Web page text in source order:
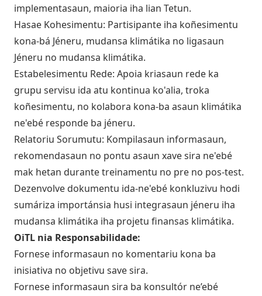
implementasaun, maioria iha lian Tetun.
Hasae Kohesimentu: Partisipante iha koñesimentu
kona-bá Jéneru, mudansa klimátika no ligasaun
Jéneru no mudansa klimátika.
Estabelesimentu Rede: Apoia kriasaun rede ka
grupu servisu ida atu kontinua ko'alia, troka
koñesimentu, no kolabora kona-ba asaun klimátika
ne'ebé responde ba jéneru.
Relatoriu Sorumutu: Kompilasaun informasaun,
rekomendasaun no pontu asaun xave sira ne'ebé
mak hetan durante treinamentu no pre no pos-test.
Dezenvolve dokumentu ida-ne'ebé konkluzivu hodi
sumáriza importánsia husi integrasaun jéneru iha
mudansa klimátika iha projetu finansas klimátika.
OiTL nia Responsabilidade:
Fornese informasaun no komentariu kona ba
inisiativa no objetivu save sira.
Fornese informasaun sira ba konsultór ne’ebé